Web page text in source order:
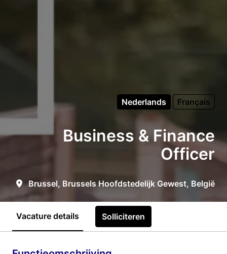
Nederlands Français
Business & Finance
Officer
Brussel, Brussels Hoofdstedelijk Gewest, België
Vacature details Solliciteren